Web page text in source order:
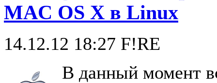
MAC OS X в Linux
14.12.12 18:27 F!RE
В данный момент